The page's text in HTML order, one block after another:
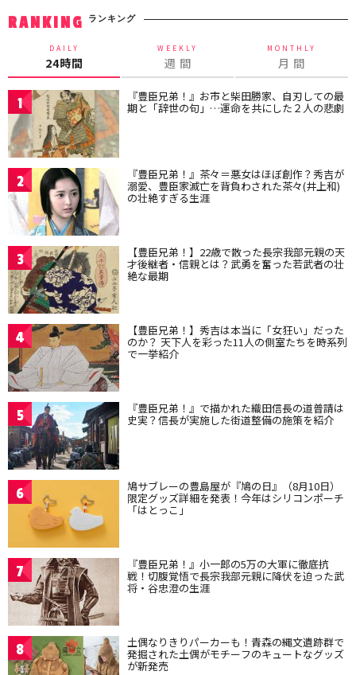
RANKING ランキング
DAILY
24時間
WEEKLY
週 間
MONTHLY
月 間
1 『豊臣兄弟！』お市と柴田勝家、自刃しての最
期と「辞世の句」…運命を共にした２人の悲劇
2 『豊臣兄弟！』茶々＝悪女はほぼ創作？秀吉が
溺愛、豊臣家滅亡を背負わされた茶々(井上和)
の壮絶すぎる生涯
3 【豊臣兄弟！】22歳で散った長宗我部元親の天
才後継者・信親とは？武勇を奮った若武者の壮
絶な最期
4 【豊臣兄弟！】秀吉は本当に「女狂い」だった
のか？ 天下人を彩った11人の側室たちを時系列
で一挙紹介
5 『豊臣兄弟！』で描かれた織田信長の道普請は
史実？信長が実施した街道整備の施策を紹介
6 鳩サブレーの豊島屋が『鳩の日』（8月10日）
限定グッズ詳細を発表！今年はシリコンポーチ
「はとっこ」
7 『豊臣兄弟！』小一郎の5万の大軍に徹底抗
戦！切腹覚悟で長宗我部元親に降伏を迫った武
将・谷忠澄の生涯
8 土偶なりきりパーカーも！青森の縄文遺跡群で
発掘された土偶がモチーフのキュートなグッズ
が新発売